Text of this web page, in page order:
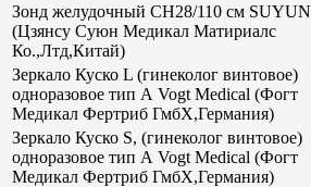
Зонд желудочный СН28/110 см SUYUN
(Цзянсу Суюн Медикал Матириалс
Ко.,Лтд,Китай)
Зеркало Куско L (гинеколог винтовое)
одноразовое тип А Vogt Medical (Фогт
Медикал Фертриб ГмбХ,Германия)
Зеркало Куско S, (гинеколог винтовое)
одноразовое тип А Vogt Medical (Фогт
Медикал Фертриб ГмбХ,Германия)